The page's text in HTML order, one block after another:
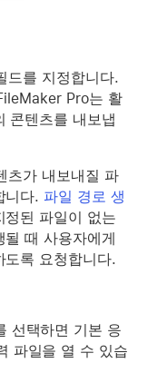
드를 지정합니다.
Pro는 활
콘텐츠를 내보냅
츠가 내보내질 파
니다. 파일 경로 생
정된 파일이 없는
때 사용자에게
도록 요청합니다.
선택하면 기본 응
파일을 열 수 있습